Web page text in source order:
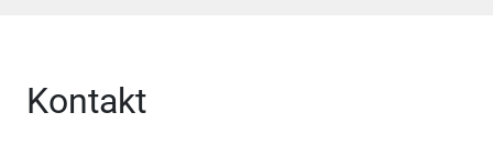
Kontakt